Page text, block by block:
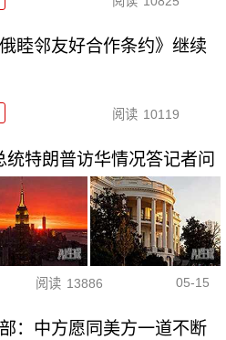
俄睦邻友好合作条约》继续
阅读 10119
特朗普访华情况答记者问
阅读 13886 05-15
：中方愿同美方一道不断